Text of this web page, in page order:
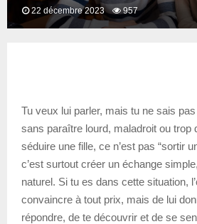
22 décembre 2023 957
Tu veux lui parler, mais tu ne sais
sans paraître lourd, maladroit ou trop
séduire une fille, ce n’est pas “sortir
c’est surtout créer un échange
naturel. Si tu es dans cette situation,
convaincre à tout prix, mais de lui
répondre, de te découvrir et de se